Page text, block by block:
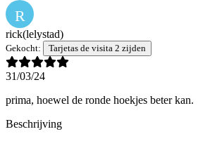
R
rick(lelystad)
Gekocht: Tarjetas de visita 2 zijden
31/03/24
prima, hoewel de ronde hoekjes beter kan.
Beschrijving